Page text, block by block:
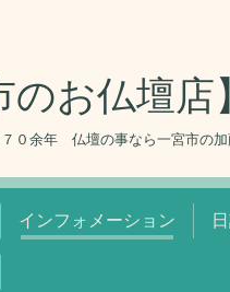
のお仏壇
０余年 仏壇の事なら一宮市の加
インフォメーション